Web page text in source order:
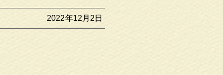
2022年12月2日